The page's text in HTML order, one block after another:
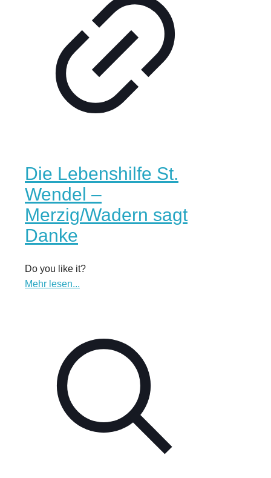
Die Lebenshilfe St.
Wendel –
Merzig/Wadern sagt
Danke
Do you like it?
Mehr lesen...